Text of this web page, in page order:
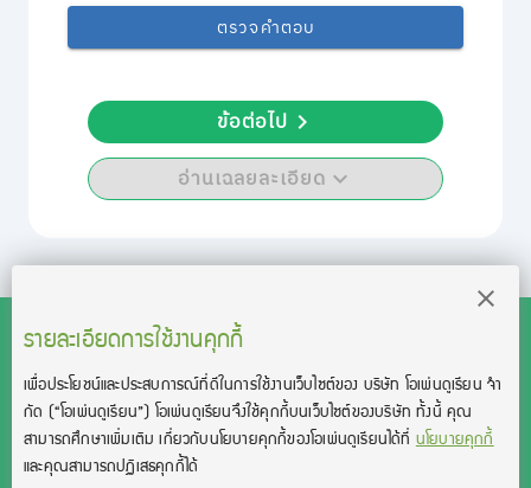
ตรวจคำตอบ
อ่านเฉลยละเอียด
ข้อต่อไป
รายละเอียดการใช้งานคุกกี้
เพื่อประโยชน์และประสบการณ์ที่ดีในการใช้งานเว็บไซต์ของ บริษัท โอเพ่นดูเรียน จํา
กัด (“โอเพ่นดูเรียน”)โอเพ่นดูเรียนจึงใช้คุกกี้บนเว็บไซต์ของบริษัท ทั้งนี้ คุณ
สามารถศึกษาเพิ่มเติม เกี่ยวกับนโยบายคุกกี้ของโอเพ่นดูเรียนได้ที่นโยบายคุกกี้
และคุณสามารถปฏิเสธคุกกี้ได้
สงวนลิขสิทธิ์โดย บริษัท โอเพ่นดูเรียน จำกัด 2021 ©︎ OpenDurian
Co., Ltd.
TOEIC® and TOEFL® are registered trademarks of Educational Testing